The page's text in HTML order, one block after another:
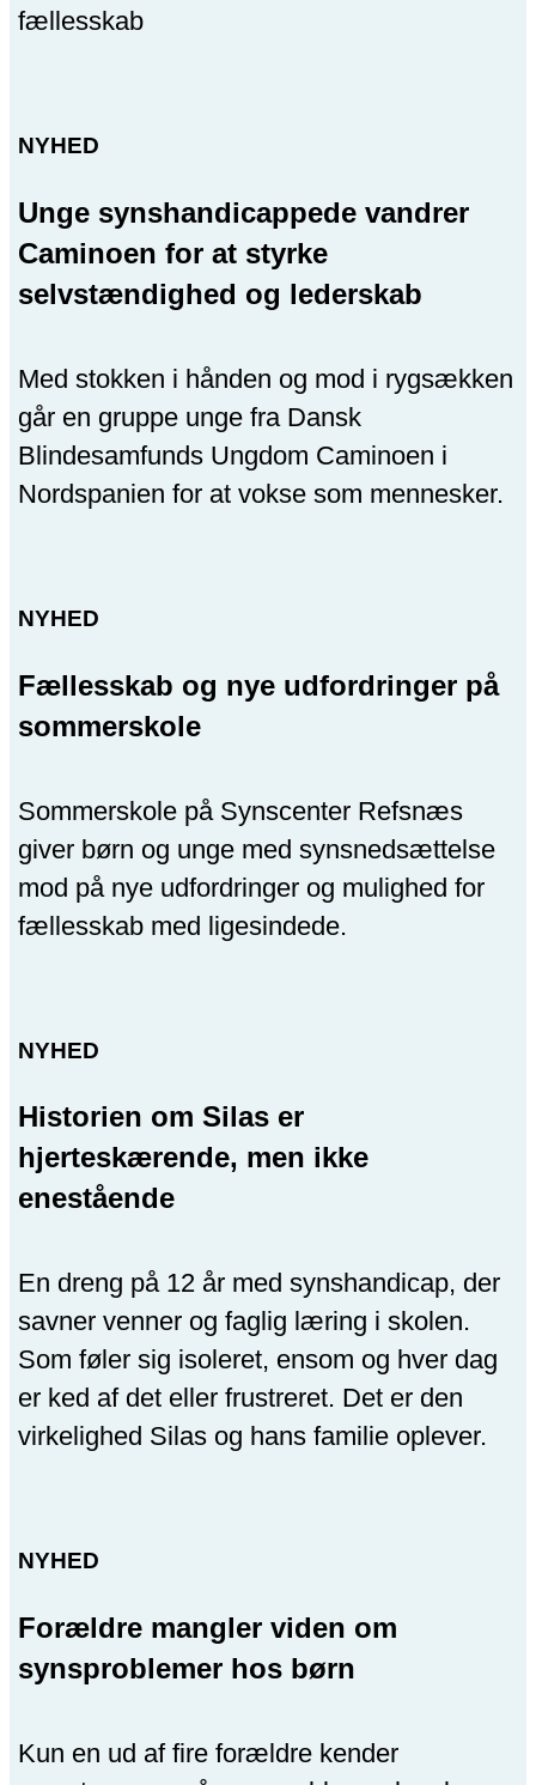
fællesskab
NYHED
Unge synshandicappede vandrer
Caminoen for at styrke
selvstændighed og lederskab
Med stokken i hånden og mod i rygsækken
går en gruppe unge fra Dansk
Blindesamfunds Ungdom Caminoen i
Nordspanien for at vokse som mennesker.
NYHED
Fællesskab og nye udfordringer på
sommerskole
Sommerskole på Synscenter Refsnæs
giver børn og unge med synsnedsættelse
mod på nye udfordringer og mulighed for
fællesskab med ligesindede.
NYHED
Historien om Silas er
hjerteskærende, men ikke
enestående
En dreng på 12 år med synshandicap, der
savner venner og faglig læring i skolen.
Som føler sig isoleret, ensom og hver dag
er ked af det eller frustreret. Det er den
virkelighed Silas og hans familie oplever.
NYHED
Forældre mangler viden om
synsproblemer hos børn
Kun en ud af fire forældre kender